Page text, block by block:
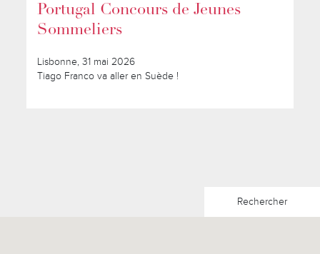
Portugal Concours de Jeunes
Sommeliers
Lisbonne, 31 mai 2026
Tiago Franco va aller en Suède !
Rechercher